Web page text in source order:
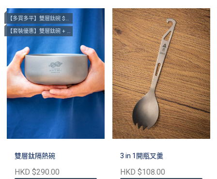
【多買多平】雙層鈦碗 $290@1, $560@2
【套裝優惠】雙層鈦碗 + 餐具
雙層鈦隔熱碗
HKD $290.00
3 in 1開瓶叉羹
HKD $108.00